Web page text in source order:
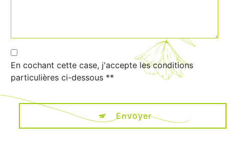
En cochant cette case, j'accepte les conditions
particulières ci-dessous **
Envoyer